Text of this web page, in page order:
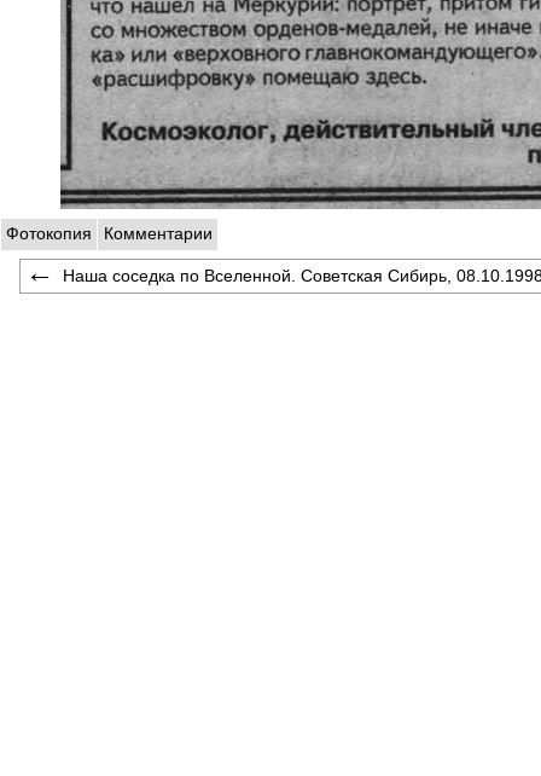
Фотокопия Комментарии
Наша соседка по Вселенной. Советская Сибирь,